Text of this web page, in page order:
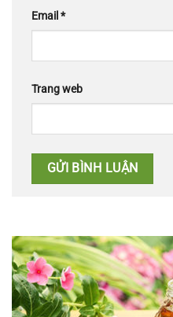
Email*
Trang web